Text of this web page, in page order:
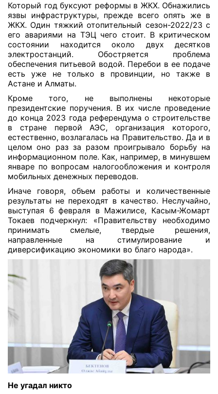
Который год буксуют реформы в ЖКХ. Обнажились
язвы инфраструктуры, прежде всего опять же в
ЖКХ. Один тяжкий отопительный сезон-2022/23 с
его авариями на ТЭЦ чего стоит. В критическом
состоянии находится около двух десятков
электростанций. Обостряется проблема
обеспечения питьевой водой. Перебои в ее подаче
есть уже не только в провинции, но также в
Астане и Алматы.
Кроме того, не выполнены некоторые
президентские поручения. В их числе проведение
до конца 2023 года референдума о строительстве
в стране первой АЭС, организация которого,
естественно, возлагалась на Правительство. Да и в
целом оно раз за разом проигрывало борьбу на
информационном поле. Как, например, в минувшем
январе по вопросам налогообложения и контроля
мобильных денежных переводов.
Иначе говоря, объем работы и количественные
результаты не переходят в качество. Неслучайно,
выступая 6 февраля в Мажилисе, Касым-Жомарт
Токаев подчеркнул: «Правительству необходимо
принимать смелые, твердые решения,
направленные на стимулирование и
диверсификацию экономики во благо народа».
Не угадал никто